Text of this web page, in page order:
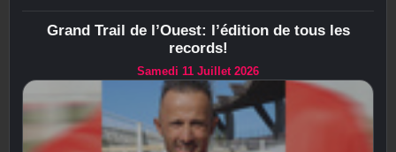
Grand Trail de l’Ouest: l’édition de tous les
records!
Samedi 11 Juillet 2026